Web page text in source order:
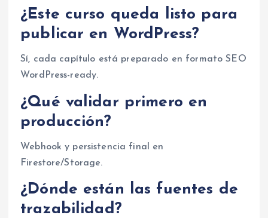
¿Este curso queda listo para
publicar en WordPress?
Sí, cada capítulo está preparado en formato SEO
WordPress-ready.
¿Qué validar primero en
producción?
Webhook y persistencia final en
Firestore/Storage.
¿Dónde están las fuentes de
trazabilidad?